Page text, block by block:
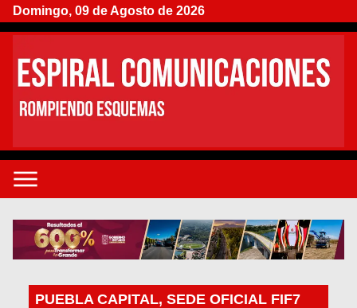
Domingo, 09 de Agosto de 2026
PUEBLA CAPITAL, SEDE OFICIAL FIF7